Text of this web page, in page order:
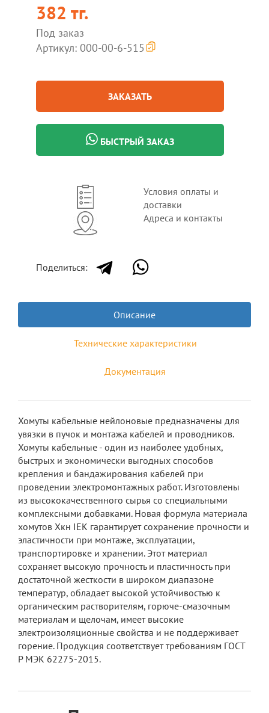
382 тг.
Под заказ
Артикул: 000-00-6-515
ЗАКАЗАТЬ
БЫСТРЫЙ ЗАКАЗ
Условия оплаты и
доставки
Адреса и контакты
Поделиться:
Описание
Технические характеристики
Документация
Хомуты кабельные нейлоновые предназначены для
увязки в пучок и монтажа кабелей и проводников.
Хомуты кабельные - один из наиболее удобных,
быстрых и экономически выгодных способов
крепления и бандажирования кабелей при
проведении электромонтажных работ. Изготовлены
из высококачественного сырья со специальными
комплексными добавками. Новая формула материала
хомутов Хкн IEK гарантирует сохранение прочности и
эластичности при монтаже, эксплуатации,
транспортировке и хранении. Этот материал
сохраняет высокую прочность и пластичность при
достаточной жесткости в широком диапазоне
температур, обладает высокой устойчивостью к
органическим растворителям, горюче-смазочным
материалам и щелочам, имеет высокие
электроизоляционные свойства и не поддерживает
горение. Продукция соответствует требованиям ГОСТ
Р МЭК 62275-2015.